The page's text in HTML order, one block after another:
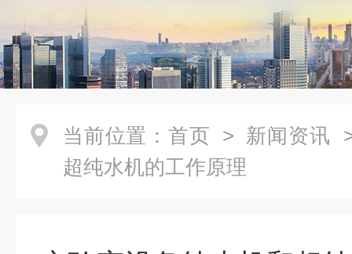
当前位置： 首页 > 新闻资讯
超纯水机的工作原理